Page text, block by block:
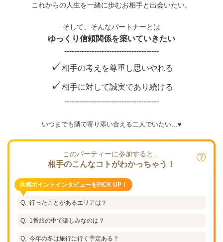
これからの人生を一緒に歩むお相手と出会いたい。
そして、そんなパートナーとは
ゆっくり信頼関係を築いていきたい
--------------------------------------
✓相手の考えを尊重し思いやれる
✓相手に対して誠実であり続ける
--------------------------------------
いつまでも隣で寄り添い合える二人でいたい…♥
このパーティーに参加すると…
相手のこんなコトがわかっちゃう！
共感ポイントインタビューをPICK UP！
行ったことがあるエリアは？
1番旅の中で楽しみなのは？
今年の冬は旅行に行く予定ある？